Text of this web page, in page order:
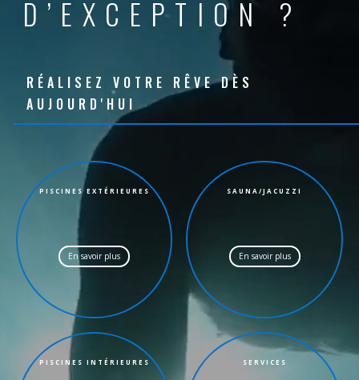
D’EXCEPTION ?
RÉALISEZ VOTRE RÊVE DÈS
AUJOURD'HUI
PISCINES EXTÉRIEURES
En savoir plus
SAUNA/JACUZZI
En savoir plus
PISCINES INTÉRIEURES SERVICES